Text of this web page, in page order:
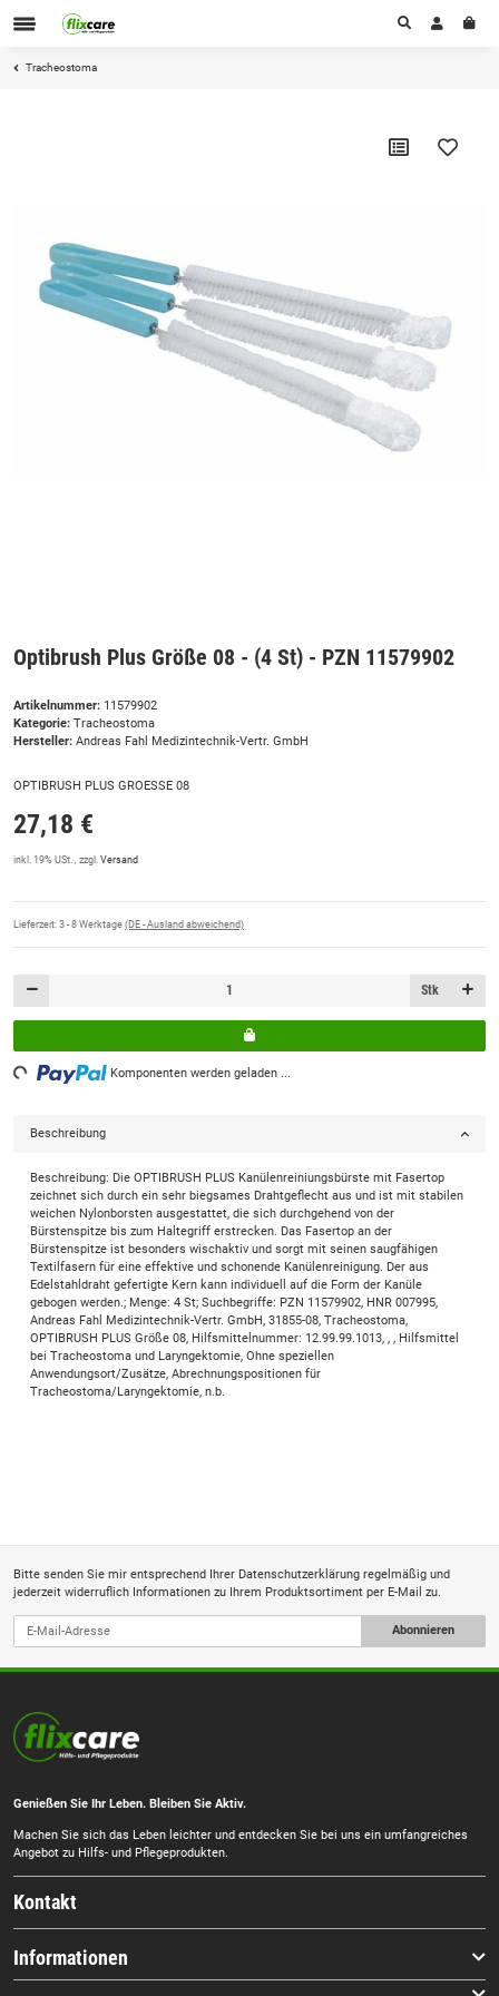
Tracheostoma
Optibrush Plus Größe 08 - (4 St) - PZN 11579902
Artikelnummer: 11579902
Kategorie: Tracheostoma
Hersteller: Andreas Fahl Medizintechnik-Vertr. GmbH
OPTIBRUSH PLUS GROESSE 08
27,18 €
inkl. 19% USt. , zzgl. Versand
Lieferzeit: 3 - 8 Werktage (DE - Ausland abweichend)
Stk
Komponenten werden geladen ...
Beschreibung
Beschreibung: Die OPTIBRUSH PLUS Kanülenreiniungsbürste mit Fasertop
zeichnet sich durch ein sehr biegsames Drahtgeflecht aus und ist mit stabilen
weichen Nylonborsten ausgestattet, die sich durchgehend von der
Bürstenspitze bis zum Haltegriff erstrecken. Das Fasertop an der
Bürstenspitze ist besonders wischaktiv und sorgt mit seinen saugfähigen
Textilfasern für eine effektive und schonende Kanülenreinigung. Der aus
Edelstahldraht gefertigte Kern kann individuell auf die Form der Kanüle
gebogen werden.; Menge: 4 St; Suchbegriffe: PZN 11579902, HNR 007995,
Andreas Fahl Medizintechnik-Vertr. GmbH, 31855-08, Tracheostoma,
OPTIBRUSH PLUS Größe 08, Hilfsmittelnummer: 12.99.99.1013, , , Hilfsmittel
bei Tracheostoma und Laryngektomie, Ohne speziellen
Anwendungsort/Zusätze, Abrechnungspositionen für
Tracheostoma/Laryngektomie, n.b.
Bitte senden Sie mir entsprechend Ihrer Datenschutzerklärung regelmäßig und
jederzeit widerruflich Informationen zu Ihrem Produktsortiment per E-Mail zu.
Abonnieren
Genießen Sie Ihr Leben. Bleiben Sie Aktiv.
Machen Sie sich das Leben leichter und entdecken Sie bei uns ein umfangreiches
Angebot zu Hilfs- und Pflegeprodukten.
Kontakt
Informationen